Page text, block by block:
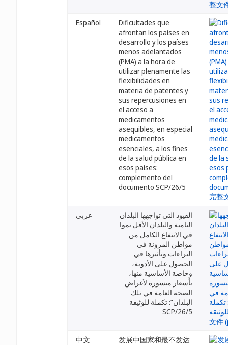
Español
Dificultades que
afrontan los países en
desarrollo y los países
menos adelantados
(PMA) a la hora de
utilizar plenamente las
flexibilidades en
materia de patentes y
sus repercusiones en
el acceso a
medicamentos
asequibles, en especial
medicamentos
esenciales, a los fines
de la salud pública en
esos países:
complemento del
documento SCP/26/5
عربي
القيود التي تواجهها البلدان
النامية والبلدان الأقل نموا
في الانتفاع الكامل من
مواطن المرونة في
البراءات وتأثيرها في
الحصول على الأدوية،
وخاصة الأساسية منها،
بأسعار ميسورة لأغراض
الصحة العامة في تلك
البلدان": تكملة للوثيقة
SCP/26/5
中文
发展中国家和最不发达